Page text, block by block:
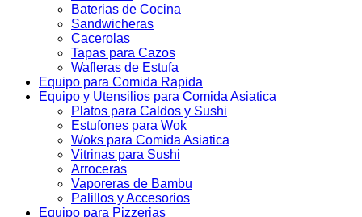
Baterias de Cocina
Sandwicheras
Cacerolas
Tapas para Cazos
Wafleras de Estufa
Equipo para Comida Rapida
Equipo y Utensilios para Comida Asiatica
Platos para Caldos y Sushi
Estufones para Wok
Woks para Comida Asiatica
Vitrinas para Sushi
Arroceras
Vaporeras de Bambu
Palillos y Accesorios
Equipo para Pizzerias